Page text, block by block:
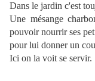
Dans le jardin c'est
Une mésange
pouvoir nourrir ses
pour lui donner un
Ici on la voit se servir.